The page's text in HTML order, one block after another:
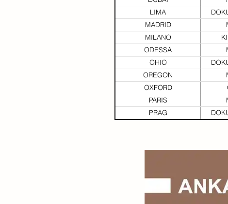
LIMA
MADRID
MILANO
ODESSA
OHIO
OREGON
OXFORD
PARIS
PRAG